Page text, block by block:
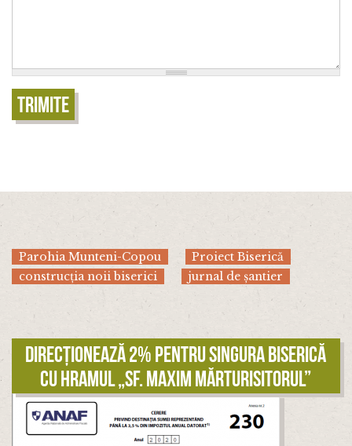
Trimite
Parohia Munteni-Copou
Proiect Biserică
construcția noii biserici
jurnal de șantier
Direcționează 2% pentru singura biserică
cu hramul „Sf. Maxim Mărturisitorul”